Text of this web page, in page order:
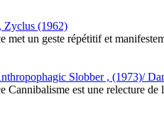
Zyclus (1962)
met un geste répétitif et
Slobber , (1973)/
Cannibalisme est une relecture